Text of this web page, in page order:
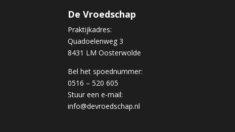
De Vroedschap
Praktijkadres:
Quadoelenweg 3
8431 LM Oosterwolde
Bel het spoednummer:
0516 – 520 605
Stuur een e-mail:
info@devroedschap.nl